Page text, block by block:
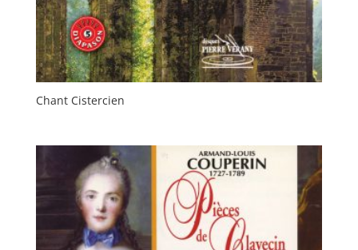
Chant Cistercien